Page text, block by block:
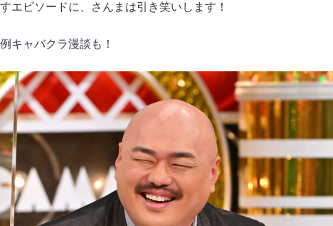
エピソードに、さんまは引き笑いします！
キャバクラ漫談も！